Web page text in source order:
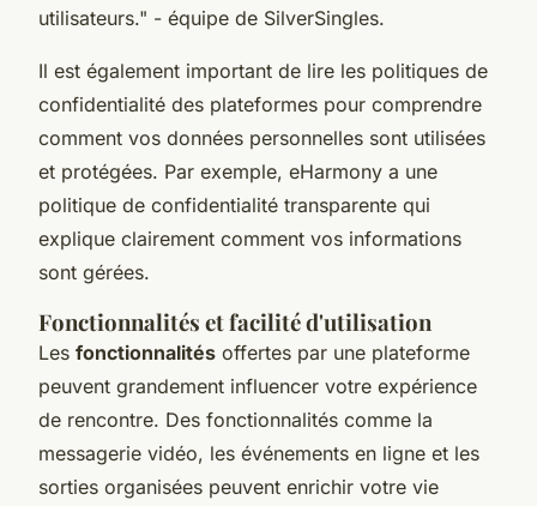
utilisateurs." - équipe de SilverSingles.
Il est également important de lire les politiques de
confidentialité des plateformes pour comprendre
comment vos données personnelles sont utilisées
et protégées. Par exemple, eHarmony a une
politique de confidentialité transparente qui
explique clairement comment vos informations
sont gérées.
Fonctionnalités et facilité d'utilisation
Les fonctionnalités offertes par une plateforme
peuvent grandement influencer votre expérience
de rencontre. Des fonctionnalités comme la
messagerie vidéo, les événements en ligne et les
sorties organisées peuvent enrichir votre vie